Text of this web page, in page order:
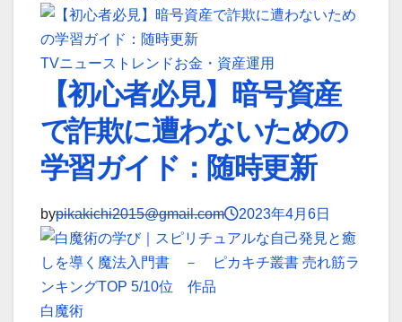
TVニューストレンドお金・資産運用
【初心者必見】暗号資産
で詐欺に遭わないための
学習ガイド：随時更新
bypikakichi2015@gmail.com 2023年4月6日
白魔術